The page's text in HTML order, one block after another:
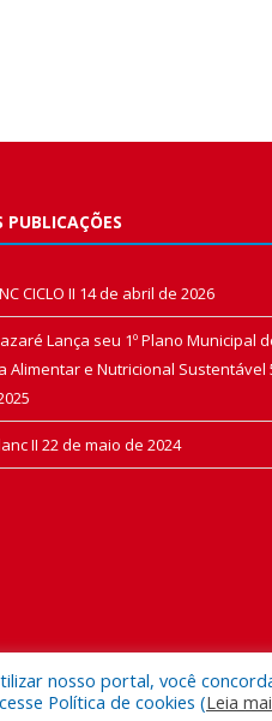
CICLO II 14 de abril de 2026
Lança seu 1º Plano Municipal
Alimentar e Nutricional Sustentável
II 22 de maio de 2024
nosso portal, você
Política de cookies (Leia